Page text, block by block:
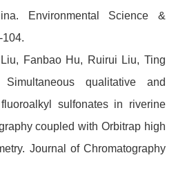
Environmental Science &
104.
Fanbao Hu, Ruirui Liu, Ting
qualitative and
sulfonates in riverine
coupled with Orbitrap high
Journal of Chromatography